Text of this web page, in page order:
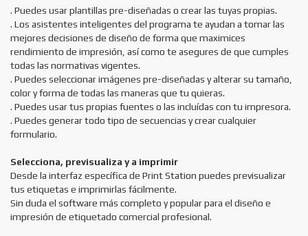
. Puedes usar plantillas pre-diseñadas o crear las tuyas propias.
. Los asistentes inteligentes del programa te ayudan a tomar las
mejores decisiones de diseño de forma que maximices
rendimiento de impresión, así como te asegures de que cumples
todas las normativas vigentes.
. Puedes seleccionar imágenes pre-diseñadas y alterar su tamaño,
color y forma de todas las maneras que tu quieras.
. Puedes usar tus propias fuentes o las incluídas con tu impresora.
. Puedes generar todo tipo de secuencias y crear cualquier
formulario.
Selecciona, previsualiza y a imprimir
Desde la interfaz específica de Print Station puedes previsualizar
tus etiquetas e imprimirlas fácilmente.
Sin duda el software más completo y popular para el diseño e
impresión de etiquetado comercial profesional.